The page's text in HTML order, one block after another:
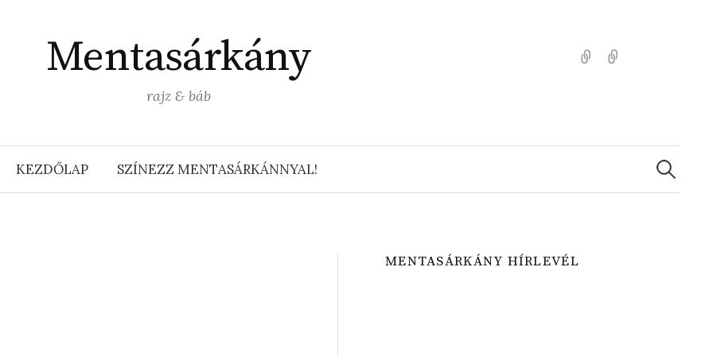
Mentasárkány
rajz & báb
Kezdőlap
KEZDŐLAP SZÍNEZZ MENTASÁRKÁNNYAL!
Search
for:
MENTASÁRKÁNY HÍRLEVÉL